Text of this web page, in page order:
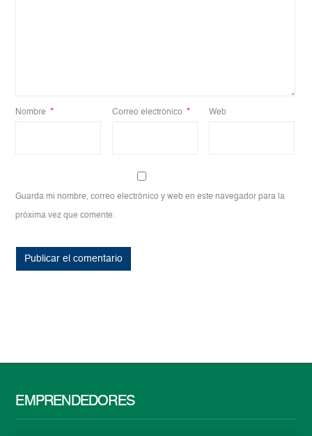
Nombre * Correo electrónico * Web
Guarda mi nombre, correo electrónico y web en este navegador para la
próxima vez que comente.
EMPRENDEDORES